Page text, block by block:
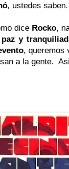
, ustedes
dice Rocko,
y
, queremos
a la gente.